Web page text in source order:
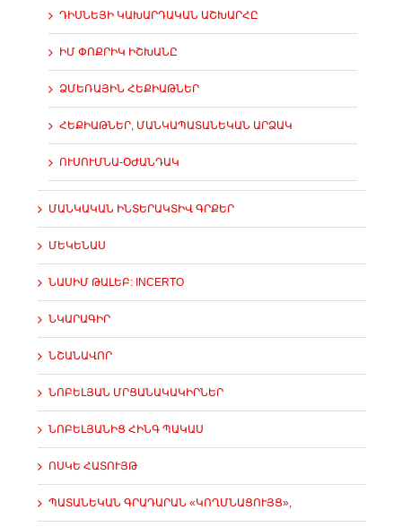
ԴԻՍՆԵՅԻ ԿԱԽԱՐԴԱԿԱՆ ԱՇԽԱՐՀԸ
ԻՄ ՓՈՔՐԻԿ ԻՇԽԱՆԸ
ՁՄԵՌԱՅԻՆ ՀԵՔԻԱԹՆԵՐ
ՀԵՔԻԱԹՆԵՐ, ՄԱՆԿԱՊԱՏԱՆԵԿԱՆ ԱՐՁԱԿ
ՈՒՍՈՒՄՆԱ-ՕԺԱՆԴԱԿ
ՄԱՆԿԱԿԱՆ ԻՆՏԵՐԱԿՏԻՎ ԳՐՔԵՐ
ՄԵԿԵՆԱՍ
ՆԱՍԻՄ ԹԱԼԵԲ: INCERTO
ՆԿԱՐԱԳԻՐ
ՆՇԱՆԱՎՈՐ
ՆՈԲԵԼՅԱՆ ՄՐՑԱՆԱԿԱԿԻՐՆԵՐ
ՆՈԲԵԼՅԱՆԻՑ ՀԻՆԳ ՊԱԿԱՍ
ՈՍԿԵ ՀԱՏՈՒՅԹ
ՊԱՏԱՆԵԿԱՆ ԳՐԱԴԱՐԱՆ «ԿՈՂՄՆԱՑՈՒՅՑ»,